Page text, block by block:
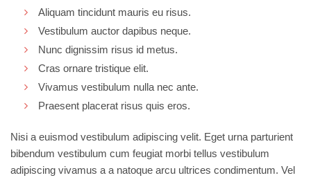
Aliquam tincidunt mauris eu risus.
Vestibulum auctor dapibus neque.
Nunc dignissim risus id metus.
Cras ornare tristique elit.
Vivamus vestibulum nulla nec ante.
Praesent placerat risus quis eros.
Nisi a euismod vestibulum adipiscing velit. Eget urna parturient
bibendum vestibulum cum feugiat morbi tellus vestibulum
adipiscing vivamus a a natoque arcu ultrices condimentum. Vel